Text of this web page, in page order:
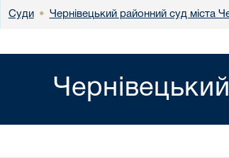
Суди • Чернівецький районний суд міста